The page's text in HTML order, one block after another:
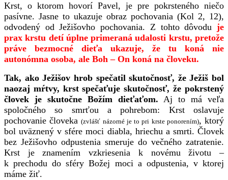
Krst, o ktorom hovorí Pavel, je pre pokrsteného niečo
pasívne. Jasne to ukazuje obraz pochovania (Kol 2, 12),
odvodený od Ježišovho pochovania. Z tohto dôvodu je
prax krstu detí úplne primeraná udalosti krstu, pretože
práve bezmocné dieťa ukazuje, že tu koná nie
autonómna osoba, ale Boh – On koná na človeku.
Tak, ako Ježišov hrob spečatil skutočnosť, že Ježiš bol
naozaj mŕtvy, krst spečaťuje skutočnosť, že pokrstený
človek je skutočne Božím dieťaťom.Aj to má veľa
spoločného so smrťou a pohrebom: Krst oslavuje
pochovanie človeka(zvlášť názorné je to pri krste ponorením), ktorý
bol uväznenýv sfére moci diabla, hriechu a smrti. Človek
bez Ježišovho odpustenia smeruje do večného zatratenie.
Krst je znamením vzkriesenia k novému životu –
k prechodu do sféry Božej moci a odpustenia, v ktorej
máme žiť.